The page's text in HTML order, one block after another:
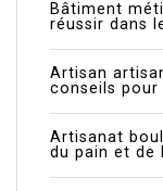
Bâtiment
réussir dans
Artisan
conseils pour
Artisanat
du pain et de